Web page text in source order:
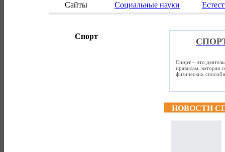
Сайты Социальные науки
Спорт
Спорт – это
правилам, которая
физических
НОВОСТИ